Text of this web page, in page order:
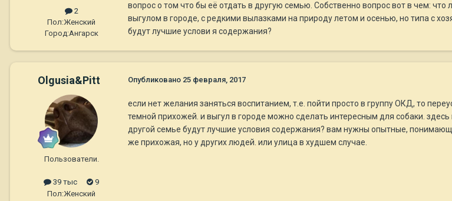
2
Пол:Женский
Город:Ангарск
вопрос о том что бы её отдать в другую семью. Собственно вопрос вот в чем:
выгулом в городе, с редкими вылазками на природу летом и осенью, но типа с
будут лучшие услови я содержания?
Olgusia&Pitt
Пользователи.
39 тыс
9
Пол:Женский
Опубликовано 25 февраля, 2017
если нет желания заняться воспитанием, т.е. пойти просто в группу ОКД, то
темной прихожей. и выгул в городе можно сделать интересным для собаки.
другой семье будут лучшие условия содержания? вам нужны опытные,
же прихожая, но у других людей. или улица в худшем случае.